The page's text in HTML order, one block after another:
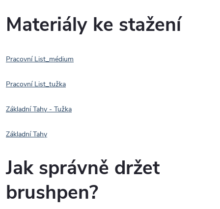
Materiály ke stažení
Pracovní List_médium
Pracovní List_tužka
Základní Tahy - Tužka
Základní Tahy
Jak správně držet
brushpen?